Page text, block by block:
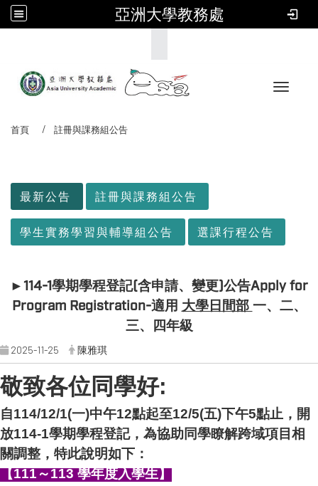
亞洲大學教務處
Toggle
首頁 註冊與課務組公告
最新公告 註冊與課務組公告
學生實務學習與輔導組公告 選課行程公告
►114-1學期學程登記(含申請、變更)公告Apply for
Program Registration-適用 大學日間部 一、二、
三、四年級
2025-11-25 陳雅琪
敬致各位同學好:
自114/12/1(一)中午12點起至12/5(五)下午5點止，開
放114-1學期學程登記，為協助同學瞭解跨域項目相
關調整，特此說明如下：
【111～113 學年度入學生】